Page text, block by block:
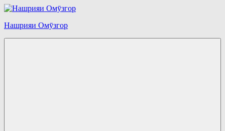
Перейти
содержимому
Нашрияи Омӯзгор